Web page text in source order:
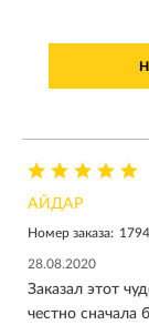
АЙДАР
Номер заказа:
28.08.2020
Заказал этот
честно сначала